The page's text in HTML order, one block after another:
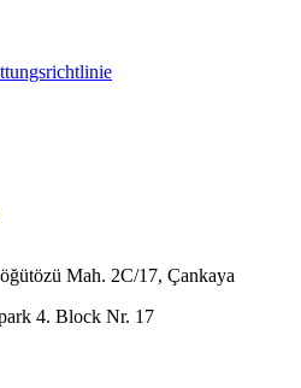
Mah. 2C/17, Çankaya
4. Block Nr. 17